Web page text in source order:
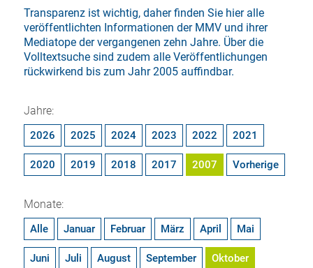
Transparenz ist wichtig, daher finden Sie hier alle
veröffentlichten Informationen der MMV und ihrer
Mediatope der vergangenen zehn Jahre. Über die
Volltextsuchesind zudem alle Veröffentlichungen
rückwirkend bis zum Jahr 2005 auffindbar.
Jahre:
2026 2025 2024 2023 2022 2021
2020 2019 2018 2017 2007 Vorherige
Monate:
Alle Januar Februar März April Mai
Juni Juli August September Oktober